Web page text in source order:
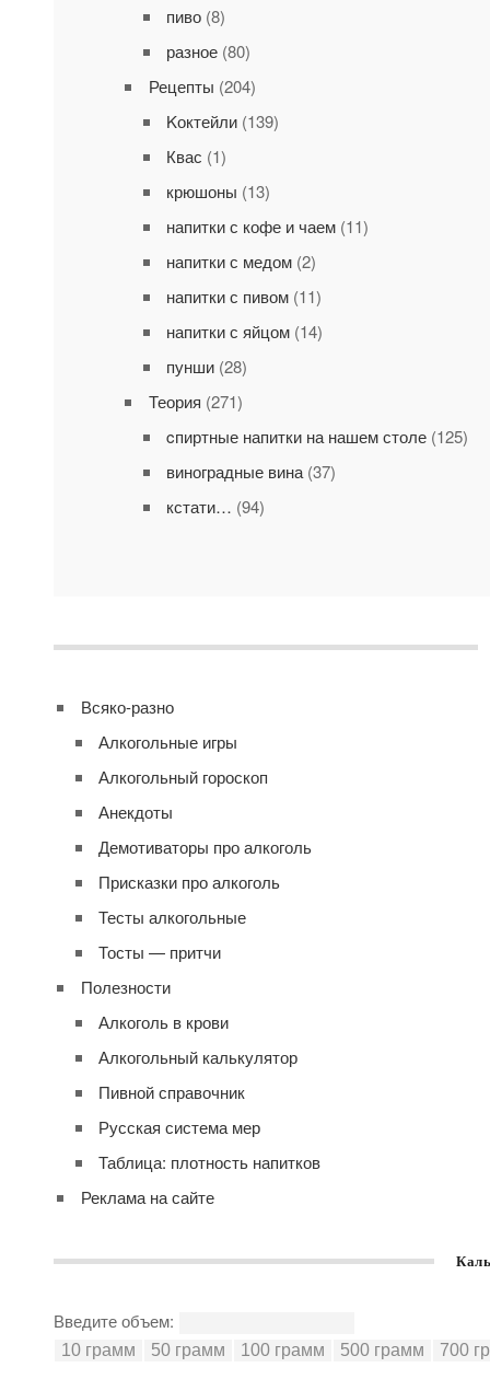
пиво(8)
разное(80)
Рецепты (204)
Kоктейли(139)
Квас (1)
крюшоны (13)
напитки с кофе и чаем(11)
напитки с медом(2)
напитки с пивом(11)
напитки с яйцом(14)
пунши(28)
Теория (271)
cпиртные напитки на нашем столе(125)
виноградные вина(37)
кстати… (94)
Всяко-разно
Алкогольные игры
Алкогольный гороскоп
Анекдоты
Демотиваторы про алкоголь
Присказки про алкоголь
Тесты алкогольные
Тосты — притчи
Полезности
Алкоголь в крови
Алкогольный калькулятор
Пивной справочник
Русская система мер
Таблица: плотность напитков
Реклама на сайте
Введите объем: